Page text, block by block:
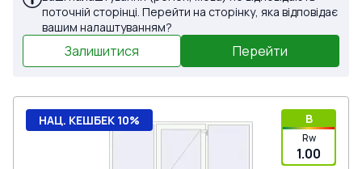
поточній сторінці. Перейти на сторінку, яка відповідає
вашим налаштуванням?
Залишитися Перейти
B
Rw
1.00
НАЦ. КЕШБЕК 10%